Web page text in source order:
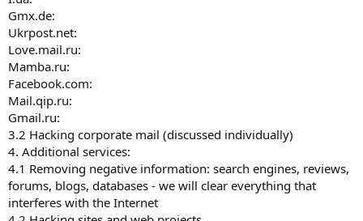
Gmx.de:
Ukrpost.net:
Love.mail.ru:
Mamba.ru:
Facebook.com:
Mail.qip.ru:
Gmail.ru:
3.2 Hacking corporate mail (discussed individually)
4. Additional services:
4.1 Removing negative information: search engines, reviews,
forums, blogs, databases - we will clear everything that
interferes with the Internet